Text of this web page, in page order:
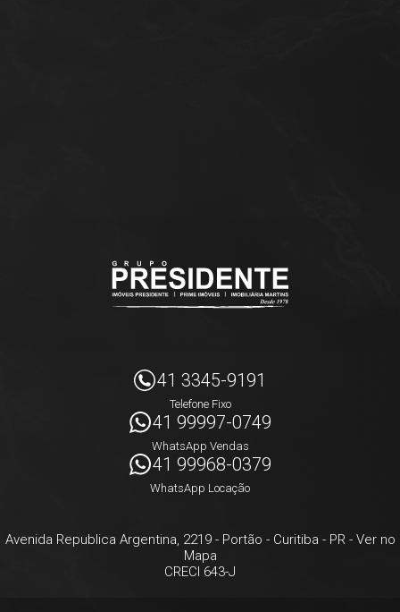
41 3345-9191
Telefone Fixo
41 99997-0749
WhatsApp Vendas
41 99968-0379
WhatsApp Locação
Avenida Republica Argentina, 2219- Portão - Curitiba - PR- Ver no
Mapa
CRECI 643-J